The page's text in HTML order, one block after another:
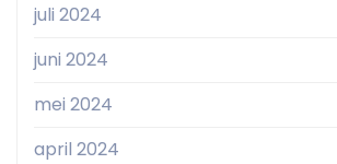
juli 2024
juni 2024
mei 2024
april 2024